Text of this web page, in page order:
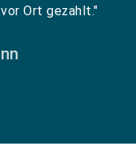
Ort gezahlt."